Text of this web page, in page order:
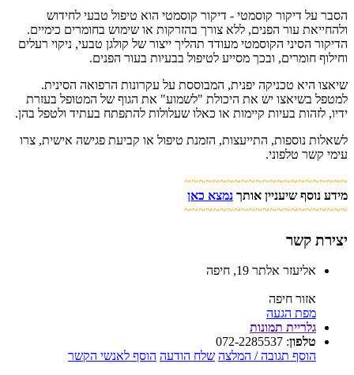
הסבר על דיקור קוסמטי - דיקור קוסמטי הוא טיפול טבעי לחידוש
ולהחייאת עור הפנים, ללא צורך בהזרקות או שימוש בחומרים כימיים.
הדיקור הסיני הקוסמטי מעודד תהליך ייצור של קולגן טבעי, ניקוי רעלים
וחילוף חומרים, ובכך מסייע לטיפול בבעיות בעור הפנים.
שיאצו היא טכניקה יפנית, המבוססת על עקרונות הרפואה הסינית.
למטפל בשיאצו יש את היכולת "לשמוע" את הגוף של המטופל בעזרת
ידיו, לזהות בעיות קיימות או כאלו שעלולות להתפתח בעתיד ולטפל בהן.
לשאלות נוספות, התייעצות, הזמנת טיפול או קביעת פגישה אישית, צרו
עימי קשר טלפוני.
~~~~~~~~~~~~~~~~~~~~~~~
מידע נוסף שיעניין אותך נמצא כאן
~~~~~~~~~~~~~~~~~~~~~~~
יצירת קשר
אליעזר אלתר 19, חיפה
אזור חיפה
מפת הגעה
גלריית תמונות
טלפון:
072-2285537
הוסף תגובה / המלצה שלח הודעה הוסף לאנשי הקשר